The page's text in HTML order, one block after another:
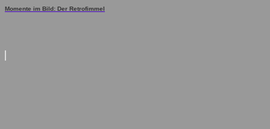
Momente im Bild: Der Retrofimmel